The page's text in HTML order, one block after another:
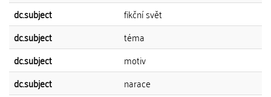
dc.subject
fikční svět
dc.subject
téma
dc.subject
motiv
dc.subject
narace